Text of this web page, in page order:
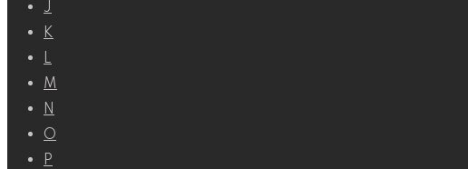
J
K
L
M
N
O
P